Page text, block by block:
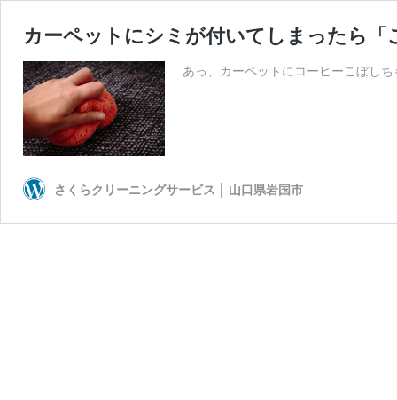
カーペットにシミが付いてしまったら「
あっ、カーペットにコーヒーこぼし
さくらクリーニングサービス │ 山口県岩国市